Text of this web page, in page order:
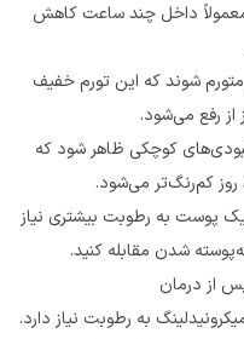
معمولاً داخل چند ساعت کاهش
شوند که این تورم خفیف
از رفع می‌شود.
کوچکی ظاهر شود که
روز کم‌رنگ‌تر می‌شود.
پوست به رطوبت بیشتری نیاز
شدن مقابله کنید.
از درمان
به رطوبت نیاز دارد.